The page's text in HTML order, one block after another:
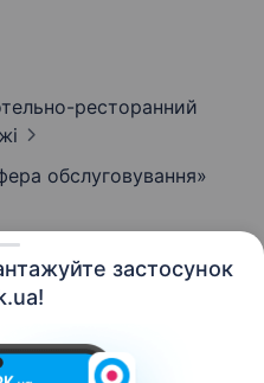
застосунок
ресторанний
обслуговування»